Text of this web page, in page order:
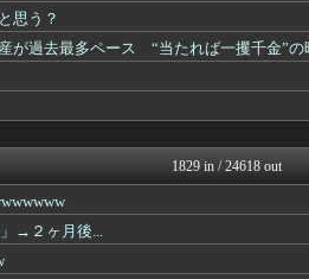
ｗ...
なんJクエスト
【2ch】ニュー速クオ
ｗｗｗｗ
はーとログ
なんJクエスト
なんJミュージアム
ゴールデンタイムズ
切れｗ...
妹はVIPPER
ｗｗｗ...
思う？
が過去最多ペース “当たれば一攫千金”の
1829 in / 24618 out
→２ヶ月後...